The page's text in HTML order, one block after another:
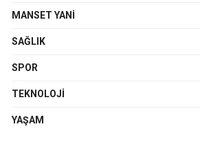
MANSET YANI
SAĞLIK
SPOR
TEKNOLOJI
YAŞAM